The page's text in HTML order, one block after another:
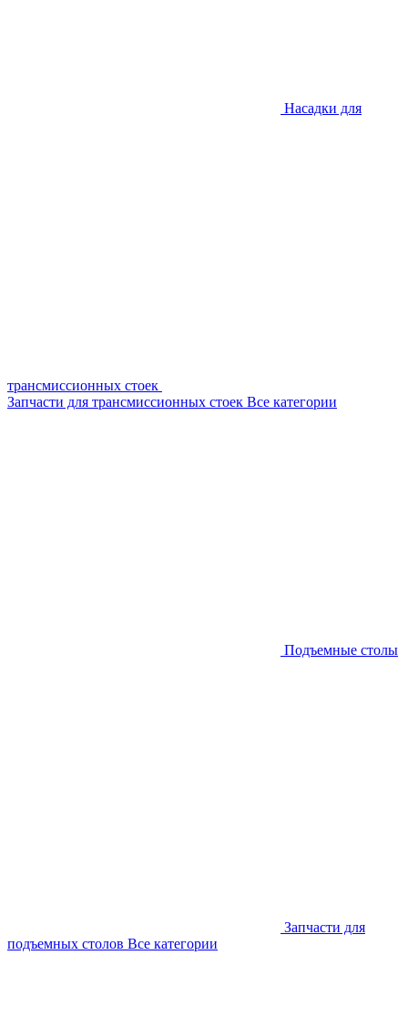
Насадки для
трансмиссионных стоек
Запчасти для трансмиссионных стоек Все категории
Подъемные столы
Запчасти для
подъемных столов Все категории